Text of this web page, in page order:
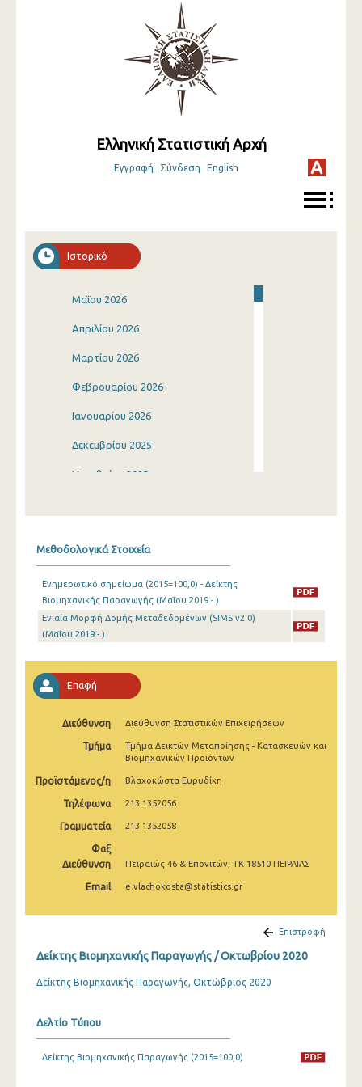
Ελληνική Στατιστική Αρχή
Εγγραφή Σύνδεση English
Ιστορικό
Μαΐου 2026
Απριλίου 2026
Μαρτίου 2026
Φεβρουαρίου 2026
Ιανουαρίου 2026
Δεκεμβρίου 2025
Νοεμβρίου 2025
Ιουλίου 2025
Ιουνίου 2025
Απριλίου 2025
Ιανουαρίου 2025
Νοεμβρίου 2024
Οκτωβρίου 2024
Σεπτεμβρίου 2024
Απριλίου 2024
Μαρτίου 2024
Μεθοδολογικά Στοιχεία
Ενημερωτικό σημείωμα (2015=100,0) - Δείκτης
Βιομηχανικής Παραγωγής (Μαΐου 2019 - )
Ενιαία Μορφή Δομής Μεταδεδομένων (SIMS v2.0)
(Μαΐου 2019 - )
Επαφή
Διεύθυνση Διεύθυνση Στατιστικών Επιχειρήσεων
Τμήμα
Τμήμα Δεικτών Μεταποίησης - Κατασκευών και
Βιομηχανικών Προϊόντων
Προϊστάμενος/η Βλαχοκώστα Ευρυδίκη
Τηλέφωνα 213 1352056
Γραμματεία 213 1352058
Φαξ
Διεύθυνση
Πειραιώς 46 & Επονιτών, ΤΚ 18510 ΠΕΙΡΑΙΑΣ
Email e.vlachokosta@statistics.gr
Επιστροφή
Δείκτης Βιομηχανικής Παραγωγής / Οκτωβρίου 2020
Δείκτης Βιομηχανικής Παραγωγής, Οκτώβριος 2020
Δελτίο Τύπου
Δείκτης Βιομηχανικής Παραγωγής (2015=100,0)